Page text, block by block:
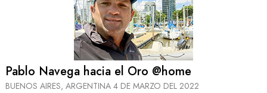
Pablo Navega hacia el Oro @home
BUENOS AIRES, ARGENTINA 4 DE MARZO DEL 2022